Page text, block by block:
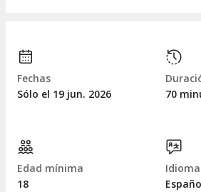
Fechas
Sólo el 19 jun. 2026
70
Edad mínima
18